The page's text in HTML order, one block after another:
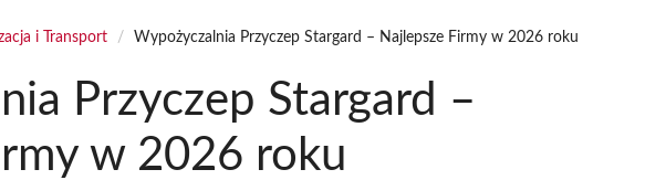
i Transport / Wypożyczalnia Przyczep Stargard – Najlepsze Firmy w 2026 roku
Przyczep Stargard –
w 2026 roku